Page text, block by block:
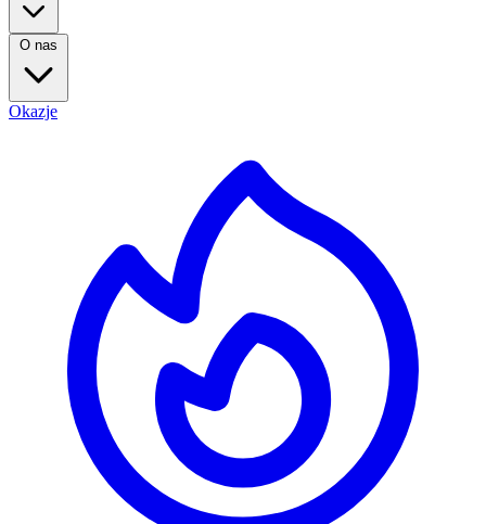
O nas
Okazje